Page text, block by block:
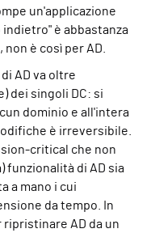
un'applicazione
è abbastanza
è così per AD.
AD va oltre
dei singoli DC: si
dominio e all'intera
è irreversibile.
critical che non
funzionalità di AD sia
a mano i cui
da tempo. In
AD da un